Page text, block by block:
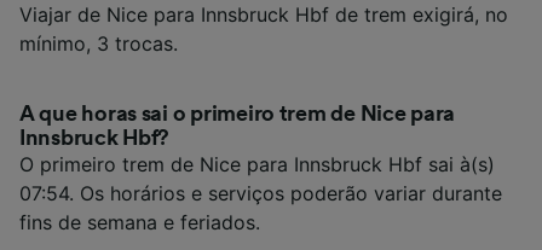
Viajar de Nice para Innsbruck Hbf de trem exigirá, no
mínimo, 3 trocas.
A que horas sai o primeiro trem de Nice para
Innsbruck Hbf?
O primeiro trem de Nice para Innsbruck Hbf sai à(s)
07:54. Os horários e serviços poderão variar durante
fins de semana e feriados.